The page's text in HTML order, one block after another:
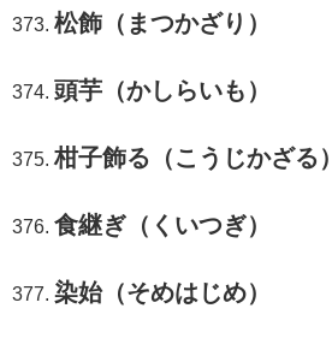
松飾（まつかざり）
頭芋（かしらいも）
柑子飾る（こうじかざる）
食継ぎ（くいつぎ）
染始（そめはじめ）